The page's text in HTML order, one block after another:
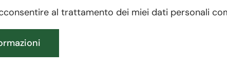
al trattamento dei miei dati personali